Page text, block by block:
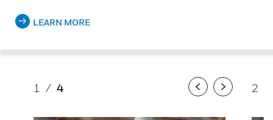
LEARN MORE
1 / 4 2